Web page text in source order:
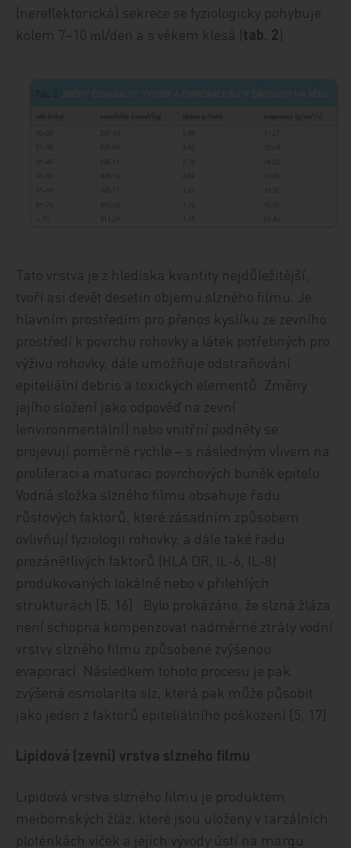
(nereflektorická) sekrece se fyziologicky pohybuje
kolem 7–10 m l/den a s věkem klesá (tab. 2).
Tato vrstva je z hlediska kvantity nejdůležitější,
tvoří asi devět desetin objemu slzného filmu. Je
hlavním prostředím pro přenos kyslíku ze zevního
prostředí k povrchu rohovky a látek potřebných pro
výživu rohovky, dále umožňuje odstraňování
epiteliální debris a toxických elementů. Změny
jejího složení jako odpověď na zevní
(environmentální) nebo vnitřní podněty se
projevují poměrně rychle – s následným vlivem na
proliferaci a maturaci povrchových buněk epitelu.
Vodná složka slzného filmu obsahuje řadu
růstových faktorů, které zásadním způsobem
ovlivňují fyziologii rohovky, a dále také řadu
prozánětlivých faktorů (HLA DR, IL-6, IL-8)
produkovaných lokálně nebo v přilehlých
strukturách [5, 16] . Bylo prokázáno, že slzná žláza
není schopna kompenzovat nadměrné ztráty vodní
vrstvy slzného filmu způsobené zvýšenou
evaporací. Následkem tohoto procesu je pak
zvýšená osmolarita slz, která pak může působit
jako jeden z faktorů epiteliálního poškození [5, 17] .
Lipidová (zevní) vrstva slzného filmu
Lipidová vrstva slzného filmu je produktem
meibomských žláz, které jsou uloženy v tarzálních
ploténkách víček a jejich vývody ústí na margu